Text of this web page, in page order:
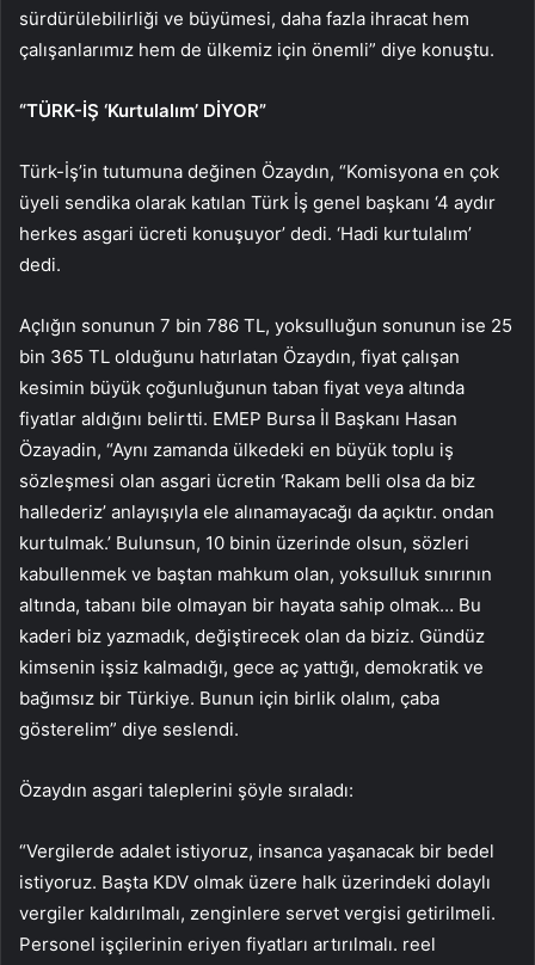
sürdürülebilirliği ve büyümesi, daha fazla ihracat hem
çalışanlarımız hem de ülkemiz için önemli” diye konuştu.
“TÜRK-İŞ ‘Kurtulalım’ DİYOR”
Türk-İş’in tutumuna değinen Özaydın, “Komisyona en çok
üyeli sendika olarak katılan Türk İş genel başkanı ‘4 aydır
herkes asgari ücreti konuşuyor’ dedi. ‘Hadi kurtulalım’
dedi.
Açlığın sonunun 7 bin 786 TL, yoksulluğun sonunun ise 25
bin 365 TL olduğunu hatırlatan Özaydın, fiyat çalışan
kesimin büyük çoğunluğunun taban fiyat veya altında
fiyatlar aldığını belirtti. EMEP Bursa İl Başkanı Hasan
Özayadin, “Aynı zamanda ülkedeki en büyük toplu iş
sözleşmesi olan asgari ücretin ‘Rakam belli olsa da biz
hallederiz’ anlayışıyla ele alınamayacağı da açıktır. ondan
kurtulmak.’ Bulunsun, 10 binin üzerinde olsun, sözleri
kabullenmek ve baştan mahkum olan, yoksulluk sınırının
altında, tabanı bile olmayan bir hayata sahip olmak… Bu
kaderi biz yazmadık, değiştirecek olan da biziz. Gündüz
kimsenin işsiz kalmadığı, gece aç yattığı, demokratik ve
bağımsız bir Türkiye. Bunun için birlik olalım, çaba
gösterelim” diye seslendi.
Özaydın asgari taleplerini şöyle sıraladı:
“Vergilerde adalet istiyoruz, insanca yaşanacak bir bedel
istiyoruz. Başta KDV olmak üzere halk üzerindeki dolaylı
vergiler kaldırılmalı, zenginlere servet vergisi getirilmeli.
Personel işçilerinin eriyen fiyatları artırılmalı. reel